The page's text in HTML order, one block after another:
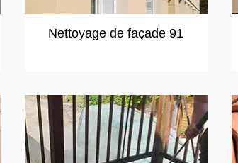
Nettoyage de façade 91